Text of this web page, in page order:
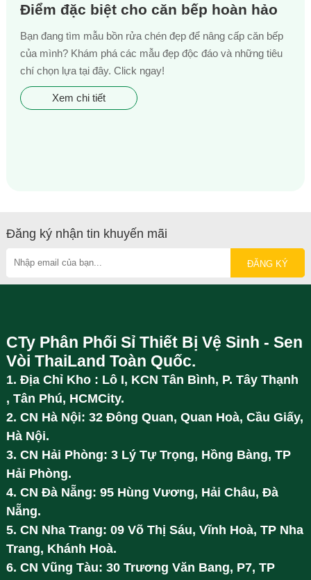
Điểm đặc biệt cho căn bếp hoàn hảo
Bạn đang tìm mẫu bồn rửa chén đẹp để nâng cấp căn bếp
của mình? Khám phá các mẫu đẹp độc đáo và những tiêu
chí chọn lựa tại đây. Click ngay!
Xem chi tiết
Đăng ký nhận tin khuyến mãi
CTy Phân Phối Sỉ Thiết Bị Vệ Sinh - Sen
Vòi ThaiLand Toàn Quốc.
1. Địa Chỉ Kho : Lô I, KCN Tân Bình, P. Tây Thạnh
, Tân Phú, HCMCity.
2. CN Hà Nội: 32 Đông Quan, Quan Hoà, Cầu Giấy,
Hà Nội.
3. CN Hải Phòng: 3 Lý Tự Trọng, Hồng Bàng, TP
Hải Phòng.
4. CN Đà Nẵng: 95 Hùng Vương, Hải Châu, Đà
Nẵng.
5. CN Nha Trang: 09 Võ Thị Sáu, Vĩnh Hoà, TP Nha
Trang, Khánh Hoà.
6. CN Vũng Tàu: 30 Trương Văn Bang, P7, TP